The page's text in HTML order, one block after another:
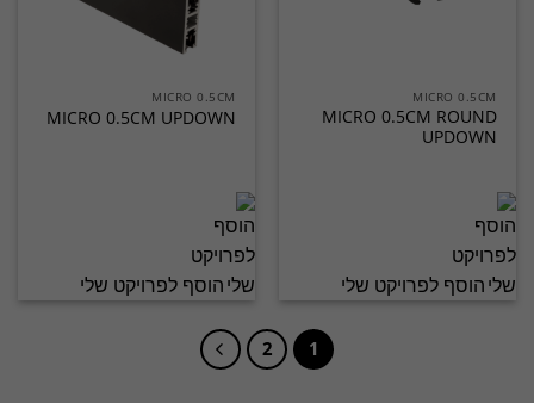
MICRO 0.5CM
MICRO 0.5CM ROUND
UPDOWN
הוסף לפרויקט שלי
MICRO 0.5CM
MICRO 0.5CM UPDOWN
הוסף לפרויקט שלי
1
2